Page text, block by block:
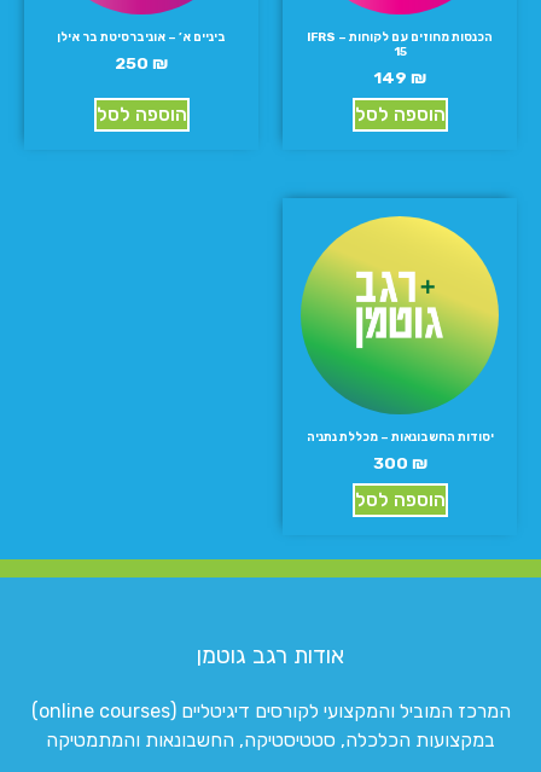
הכנסות מחוזים עם לקוחות – IFRS
15
149 ₪
הוספה לסל
ביניים א’ – אוניברסיטת בר אילן
250 ₪
הוספה לסל
יסודות החשבונאות – מכללת נתניה
300 ₪
הוספה לסל
אודות רגב גוטמן
המרכז המוביל והמקצועי לקורסים דיגיטליים (online courses)
במקצועות הכלכלה, סטטיסטיקה, החשבונאות והמתמטיקה